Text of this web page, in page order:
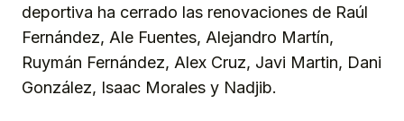
deportiva ha cerrado las renovaciones de Raúl
Fernández, Ale Fuentes, Alejandro Martín,
Ruymán Fernández, Alex Cruz, Javi Martin, Dani
González, Isaac Morales y Nadjib.